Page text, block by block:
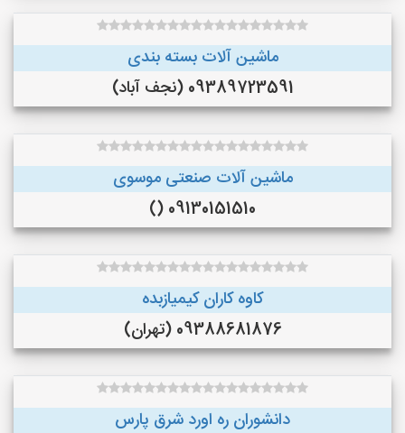
ماشین آلات بسته بندی
09389723591 (نجف‌ آباد)
ماشین آلات صنعتی موسوی
09130151510 ()
کاوه کاران کیمیازبده
09388681876 (تهران)
دانشوران ره اورد شرق پارس